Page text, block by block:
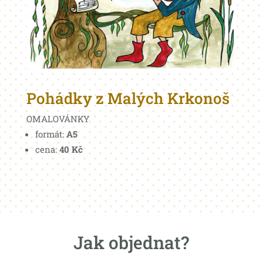
Pohádky z Malých Krkonoš
OMALOVÁNKY
formát:A5
cena: 40 Kč
Jak objednat?